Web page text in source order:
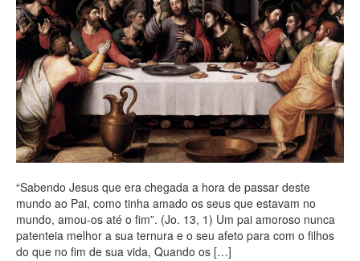
“Sabendo Jesus que era chegada a hora de passar deste
mundo ao Pai, como tinha amado os seus que estavam no
mundo, amou-os até o fim”. (Jo. 13, 1) Um pai amoroso nunca
patenteia melhor a sua ternura e o seu afeto para com o filhos
do que no fim de sua vida, Quando os […]